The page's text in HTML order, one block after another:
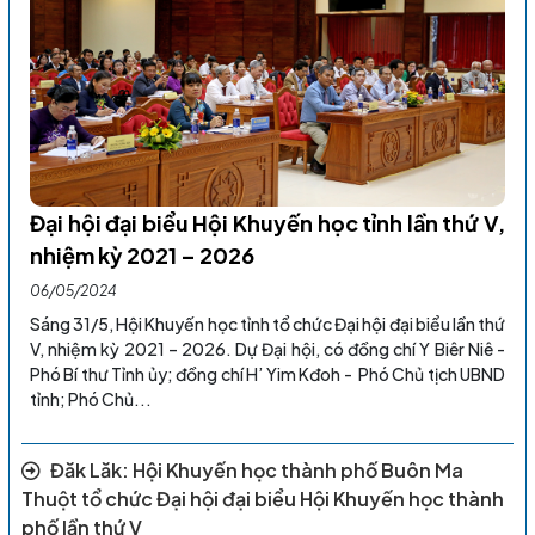
Đại hội đại biểu Hội Khuyến học tỉnh lần thứ V,
nhiệm kỳ 2021 – 2026
06/05/2024
Sáng 31/5, Hội Khuyến học tỉnh tổ chức Đại hội đại biểu lần thứ
V, nhiệm kỳ 2021 – 2026. Dự Đại hội, có đồng chí Y Biêr Niê -
Phó Bí thư Tỉnh ủy; đồng chí H’ Yim Kđoh - Phó Chủ tịch UBND
tỉnh; Phó Chủ...
Đăk Lăk: Hội Khuyến học thành phố Buôn Ma
Thuột tổ chức Đại hội đại biểu Hội Khuyến học thành
phố lần thứ V